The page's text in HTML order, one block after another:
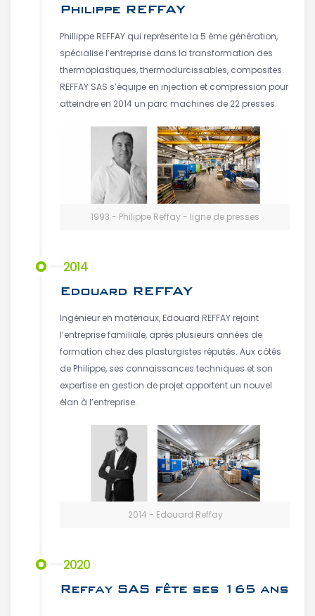
Philippe REFFAY
Phillippe REFFAY qui représente la 5 ème génération,
spécialise l’entreprise dans la transformation des
thermoplastiques, thermodurcissables, composites.
REFFAY SAS s’équipe en injection et compression pour
atteindre en 2014 un parc machines de 22 presses.
1993 - Philippe Reffay - ligne de presses
2014
Edouard REFFAY
Ingénieur en matériaux, Edouard REFFAY rejoint
l’entreprise familiale, après plusieurs années de
formation chez des plasturgistes réputés. Aux côtés
de Philippe, ses connaissances techniques et son
expertise en gestion de projet apportent un nouvel
élan à l’entreprise.
2014 - Edouard Reffay
2020
Reffay SAS fête ses 165 ans